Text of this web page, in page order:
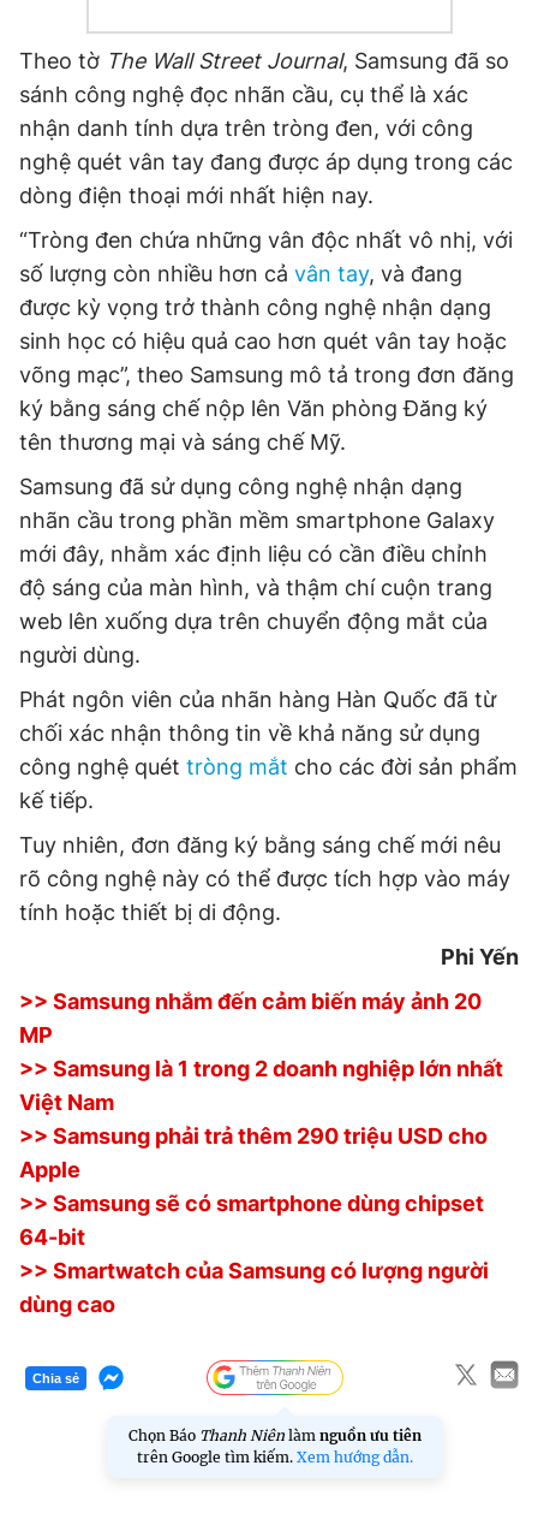
Theo dõi báo trên
Hotline Liên hệ quảng cáo
Đặt báo Quảng cáo RSS Tòa soạn Chính sách bảo
Tổng biên tập: Nguyễn Ngọc Toàn
Phó tổng biên tập thường trực: Hải Thành
Phó tổng biên tập: Lâm Hiếu Dũng
Phó tổng biên tập: Trần Việt Hưng
Tổng thư ký tòa soạn: Đức Trung
Giấy phép xuất bản số 110/GP - BTTTT cấp ngày 24.3.2020
© 2003-2026 Bản quyền thuộc về Báo Thanh Niên. Cấm sao
chép dưới mọi hình thức nếu không có sự chấp thuận bằng văn
bản. Phát triển bởi ePi Technologies, JSC.
Theo tờ The Wall Street Journal, Samsung đã so
sánh công nghệ đọc nhãn cầu, cụ thể là xác
nhận danh tính dựa trên tròng đen, với công
nghệ quét vân tay đang được áp dụng trong các
dòng điện thoại mới nhất hiện nay.
“Tròng đen chứa những vân độc nhất vô nhị, với
số lượng còn nhiều hơn cả vân tay, và đang
được kỳ vọng trở thành công nghệ nhận dạng
sinh học có hiệu quả cao hơn quét vân tay hoặc
võng mạc”, theo Samsung mô tả trong đơn đăng
ký bằng sáng chế nộp lên Văn phòng Đăng ký
tên thương mại và sáng chế Mỹ.
Samsung đã sử dụng công nghệ nhận dạng
nhãn cầu trong phần mềm smartphone Galaxy
mới đây, nhằm xác định liệu có cần điều chỉnh
độ sáng của màn hình, và thậm chí cuộn trang
web lên xuống dựa trên chuyển động mắt của
người dùng.
Phát ngôn viên của nhãn hàng Hàn Quốc đã từ
chối xác nhận thông tin về khả năng sử dụng
công nghệ quét tròng mắt cho các đời sản phẩm
kế tiếp.
Tuy nhiên, đơn đăng ký bằng sáng chế mới nêu
rõ công nghệ này có thể được tích hợp vào máy
tính hoặc thiết bị di động.
Phi Yến
>> Samsung nhắm đến cảm biến máy ảnh 20
MP
>> Samsung là 1 trong 2 doanh nghiệp lớn nhất
Việt Nam
>> Samsung phải trả thêm 290 triệu USD cho
Apple
>> Samsung sẽ có smartphone dùng chipset
64-bit
>> Smartwatch của Samsung có lượng người
dùng cao
Chia sẻ
Chọn Báo Thanh Niên làm nguồn ưu tiên
trên Google tìm kiếm. Xem hướng dẫn.